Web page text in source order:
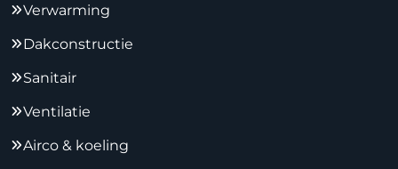
Verwarming
Dakconstructie
Sanitair
Ventilatie
Airco & koeling